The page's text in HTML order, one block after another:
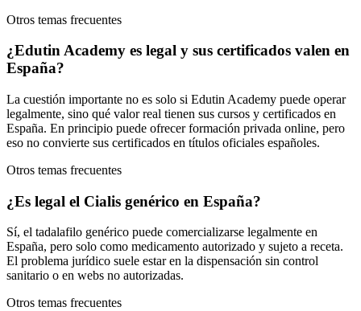
Otros temas frecuentes
¿Edutin Academy es legal y sus certificados valen en
España?
La cuestión importante no es solo si Edutin Academy puede operar
legalmente, sino qué valor real tienen sus cursos y certificados en
España. En principio puede ofrecer formación privada online, pero
eso no convierte sus certificados en títulos oficiales españoles.
Otros temas frecuentes
¿Es legal el Cialis genérico en España?
Sí, el tadalafilo genérico puede comercializarse legalmente en
España, pero solo como medicamento autorizado y sujeto a receta.
El problema jurídico suele estar en la dispensación sin control
sanitario o en webs no autorizadas.
Otros temas frecuentes